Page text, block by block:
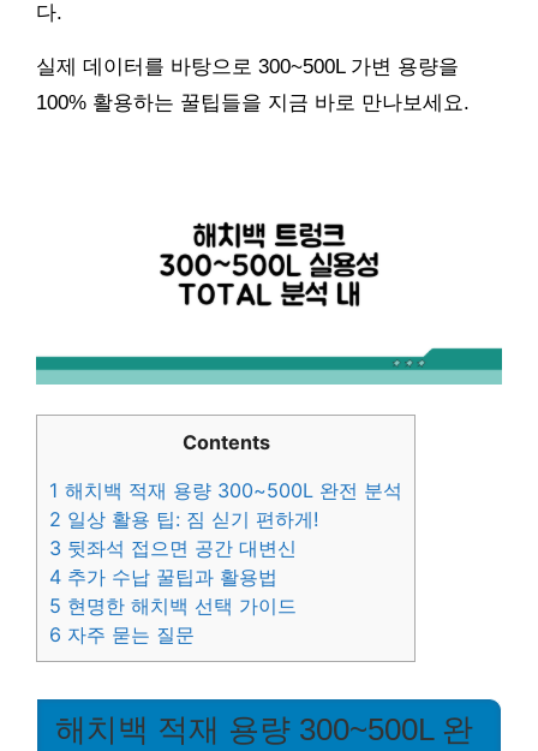
다.
실제 데이터를 바탕으로 300~500L 가변 용량을
100% 활용하는 꿀팁들을 지금 바로 만나보세요.
Contents
1 해치백 적재 용량 300~500L 완전 분석
2 일상 활용 팁: 짐 싣기 편하게!
3 뒷좌석 접으면 공간 대변신
4 추가 수납 꿀팁과 활용법
5 현명한 해치백 선택 가이드
6 자주 묻는 질문
해치백 적재 용량 300~500L 완